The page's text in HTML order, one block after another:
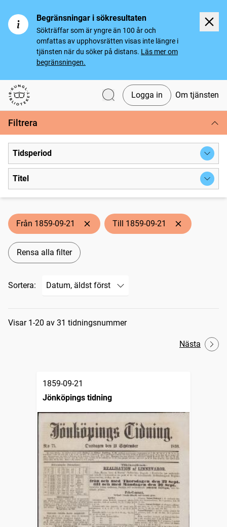
Begränsningar i sökresultaten
Sökträffar som är yngre än 100 år och
omfattas av upphovsrätten visas inte längre i
tjänsten när du söker på distans. Läs mer om
begränsningen.
Svenska tidningar
Logga in Om tjänsten
Filtrera
Tidsperiod
Titel
Från 1859-09-21 Till 1859-09-21
Rensa alla filter
Sortera:
Sökresultat
Visar 1-20 av 31 tidningsnummer
Nästa
1859-09-21
Jönköpings tidning